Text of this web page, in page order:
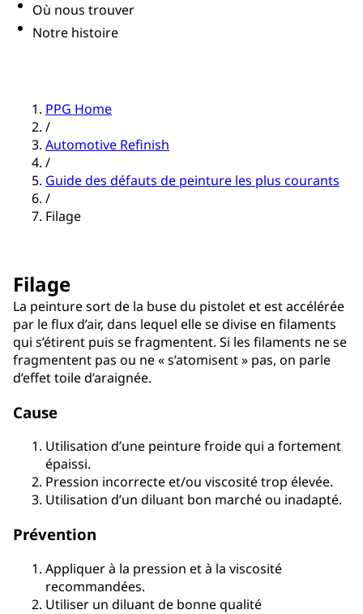
Où nous trouver
Notre histoire
PPG Home
/
Automotive Refinish
/
Guide des défauts de peinture les plus courants
/
Filage
Filage
La peinture sort de la buse du pistolet et est accélérée
par le flux d’air, dans lequel elle se divise en filaments
qui s’étirent puis se fragmentent. Si les filaments ne se
fragmentent pas ou ne « s’atomisent » pas, on parle
d’effet toile d’araignée.
Cause
Utilisation d’une peinture froide qui a fortement
épaissi.
Pression incorrecte et/ou viscosité trop élevée.
Utilisation d’un diluant bon marché ou inadapté.
Prévention
Appliquer à la pression et à la viscosité
recommandées.
Utiliser un diluant de bonne qualité